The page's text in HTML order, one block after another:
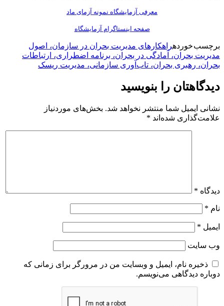
معرفی آزمایشگاه نمونه آزمای ماد
صفحه اینستاگرام آزمایشگاه
برچسب خوردهراهکارهای مدیریت بحران در سازمان، اصول
مدیریت بحران، آمادگی در بحران، برنامه اضطراری، ارتباطات
بحران، رهبری بحران، تاب‌آوری سازمانی، مدیریت ریسک
دیدگاهتان را بنویسید
نشانی ایمیل شما منتشر نخواهد شد. بخش‌های موردنیاز
علامت‌گذاری شده‌اند *
دیدگاه *
نام *
ایمیل *
وب‌ سایت
ذخیره نام، ایمیل و وبسایت من در مرورگر برای زمانی که
دوباره دیدگاهی می‌نویسم.